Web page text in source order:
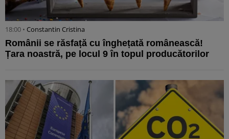
18:00 • Constantin Cristina
Românii se răsfață cu înghețată românească!
Țara noastră, pe locul 9 în topul producătorilor